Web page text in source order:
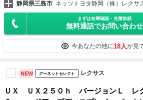
静岡県三島市 ネッツトヨタ静岡（株）レクサ
まずは在庫確認・見積依頼
無料通話でお問い合わせ
今あなたの他に18人が見
NEW グーネットセレクト レクサス
ＵＸ ＵＸ２５０ｈ バージョンＬ レ